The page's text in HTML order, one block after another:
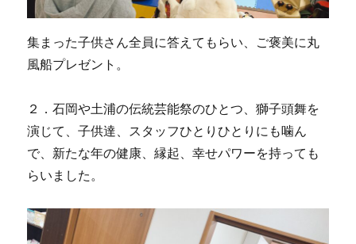
集まった子供さん全員に答えてもらい、ご褒美に丸
風船プレゼント。
２．石岡や土浦の伝統芸能祭のひとつ、獅子頭舞を
演じて、子供達、スタッフひとりひとりにも噛ん
で、新たな年の健康、縁起、幸せパワーを持っても
らいました。